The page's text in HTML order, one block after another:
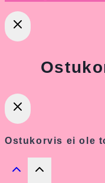
Ostukorvis ei ole